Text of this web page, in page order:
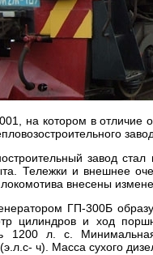
на котором в отличие
завод
Тележки и внешнее
внесены
ГП-300Б
цилиндров и ход
1200 л. с.
ч). Масса сухого